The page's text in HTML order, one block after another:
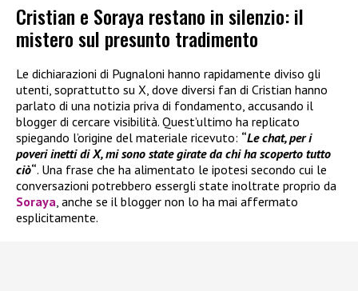
Cristian e Soraya restano in silenzio: il
mistero sul presunto tradimento
Le dichiarazioni di Pugnaloni hanno rapidamente diviso gli
utenti, soprattutto su X, dove diversi fan di Cristian hanno
parlato di una notizia priva di fondamento, accusando il
blogger di cercare visibilità. Quest’ultimo ha replicato
spiegando l’origine del materiale ricevuto: “Le chat, per i
poveri inetti di X, mi sono state girate da chi ha scoperto tutto
ciò“. Una frase che ha alimentato le ipotesi secondo cui le
conversazioni potrebbero essergli state inoltrate proprio da
Soraya , anche se il blogger non lo ha mai affermato
esplicitamente.